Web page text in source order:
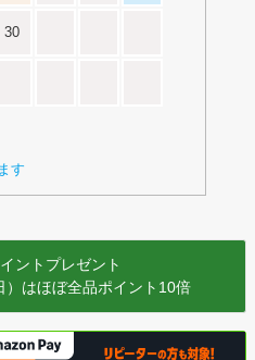
30
す
ントプレゼント
）はほぼ全品ポイント10倍